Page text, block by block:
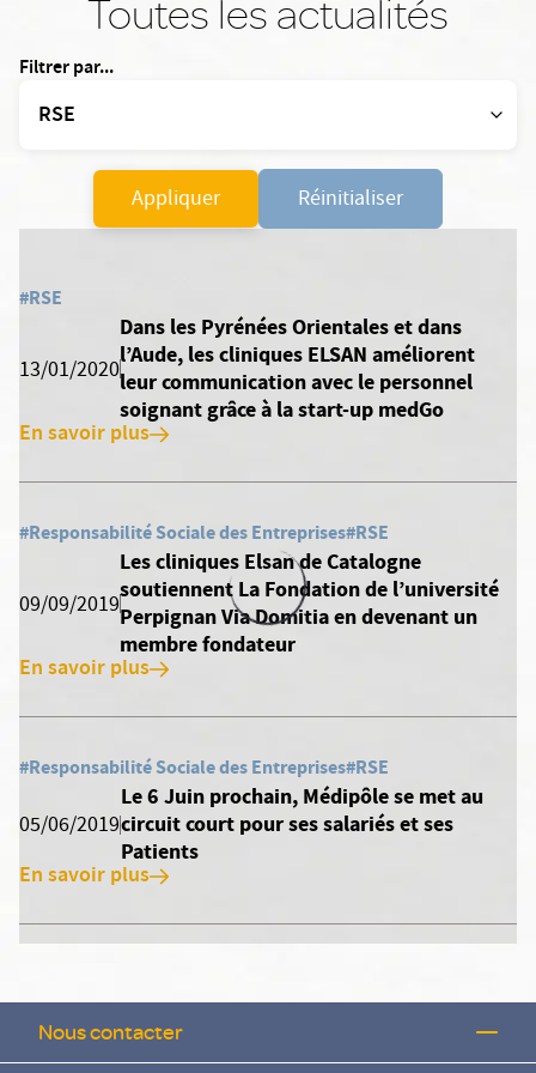
Toutes les actualités
Filtrer par...
Appliquer Réinitialiser
#RSE
13/01/2020
Dans les Pyrénées Orientales et dans
l’Aude, les cliniques ELSAN améliorent
leur communication avec le personnel
soignant grâce à la start-up medGo
En savoir plus
#Responsabilité Sociale des Entreprises#RSE
09/09/2019
Les cliniques Elsan de Catalogne
soutiennent La Fondation de l’université
Perpignan Via Domitia en devenant un
membre fondateur
En savoir plus
#Responsabilité Sociale des Entreprises#RSE
05/06/2019
Le 6 Juin prochain, Médipôle se met au
circuit court pour ses salariés et ses
Patients
En savoir plus
Nous contacter